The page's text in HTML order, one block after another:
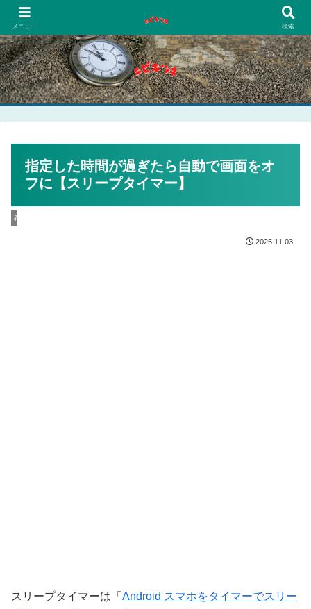
指定した時間が過ぎたら自動で画面をオ
フに【スリープタイマー】
雑記
2025.11.03
スリープタイマーは「 Android スマホをタイマーでスリー
メニュー 検索